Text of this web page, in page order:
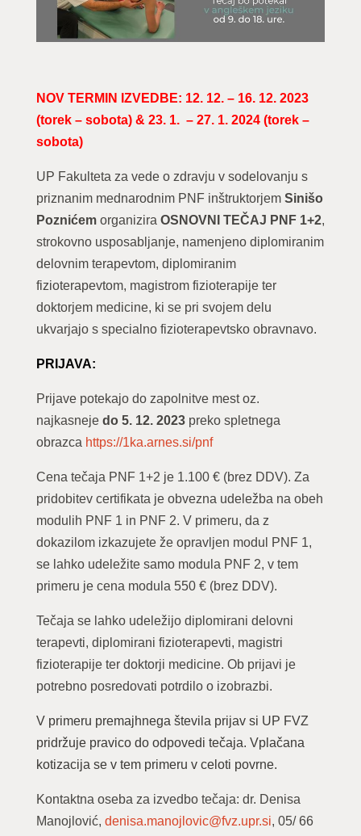
NOV TERMIN IZVEDBE: 12. 12. – 16. 12. 2023
(torek – sobota) & 23. 1. – 27. 1. 2024 (torek –
sobota)
UP Fakulteta za vede o zdravju v sodelovanju s
priznanim mednarodnim PNF inštruktorjem Sinišo
Poznićemorganizira OSNOVNI TEČAJ PNF 1+2,
strokovno usposabljanje, namenjeno diplomiranim
delovnim terapevtom, diplomiranim
fizioterapevtom, magistrom fizioterapije ter
doktorjem medicine, ki se pri svojem delu
ukvarjajo s specialno fizioterapevtsko obravnavo.
PRIJAVA:
Prijave potekajo do zapolnitve mest oz.
najkasneje do 5. 12. 2023preko spletnega
obrazca https://1ka.arnes.si/pnf
Cena tečaja PNF 1+2 je 1.100 € (brez DDV). Za
pridobitev certifikata je obvezna udeležba na obeh
modulih PNF 1 in PNF 2. V primeru, da z
dokazilom izkazujete že opravljen modul PNF 1,
se lahko udeležite samo modula PNF 2, v tem
primeru je cena modula 550 € (brez DDV).
Tečaja se lahko udeležijo diplomirani delovni
terapevti, diplomirani fizioterapevti, magistri
fizioterapije ter doktorji medicine. Ob prijavi je
potrebno posredovati potrdilo o izobrazbi.
V primeru premajhnega števila prijav si UP FVZ
pridržuje pravico do odpovedi tečaja. Vplačana
kotizacija se v tem primeru v celoti povrne.
Kontaktna oseba za izvedbo tečaja: dr. Denisa
Manojlović, denisa.manojlovic@fvz.upr.si, 05/ 66